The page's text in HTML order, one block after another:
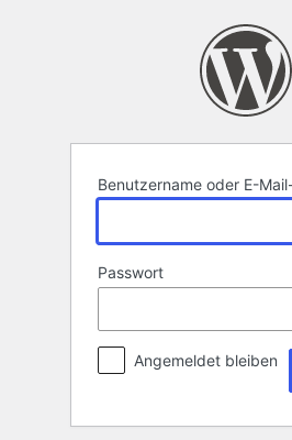
Benutzername oder E-
Passwort
Angemeldet bleiben